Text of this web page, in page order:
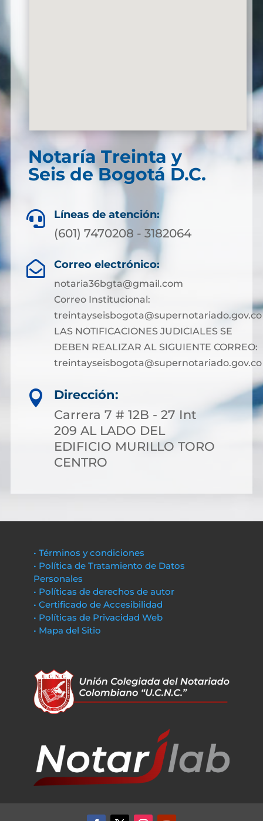
Notaría Treinta y
Seis de Bogotá D.C.
 Líneas de atención:
(601) 7470208 - 3182064
 Correo electrónico:
notaria36bgta@gmail.com
Correo Institucional:
treintayseisbogota@supernotariado.gov.co
LAS NOTIFICACIONES JUDICIALES SE
DEBEN REALIZAR AL SIGUIENTE CORREO:
treintayseisbogota@supernotariado.gov.co

Dirección:
Carrera 7 # 12B - 27 Int
209 AL LADO DEL
EDIFICIO MURILLO TORO
CENTRO
• Términos y condiciones
• Política de Tratamiento de Datos
Personales
• Políticas de derechos de autor
• Certificado de Accesibilidad
• Políticas de Privacidad Web
• Mapa del Sitio